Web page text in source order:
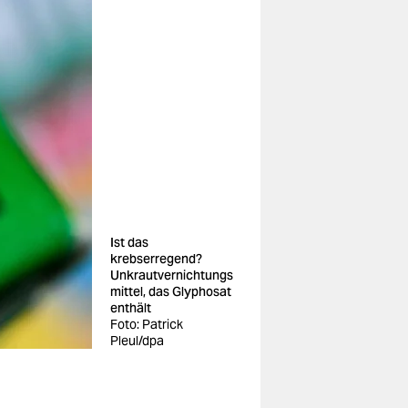
Ist das
krebserregend?
Unkrautvernichtungs
mittel, das Glyphosat
enthält
Foto: Patrick
Pleul/dpa